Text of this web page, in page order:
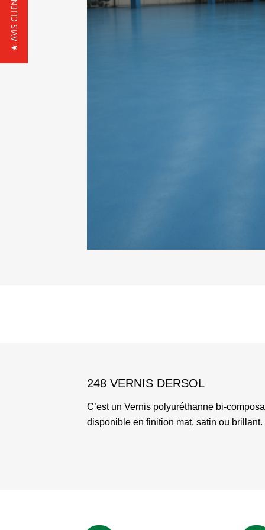
248 VERNIS DERSOL
C’est un Vernis polyuréthanne bi-
disponible en finition mat, satin ou brillant.
★ AVIS CLIENTS